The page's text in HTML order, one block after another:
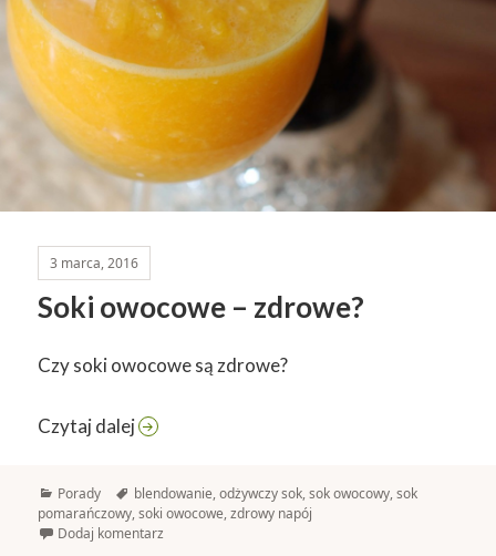
3 marca, 2016
Soki owocowe – zdrowe?
Czy soki owocowe są zdrowe?
Czytaj dalejSoki owocowe – zdrowe?
Kategorie
Porady Tagi
blendowanie,odżywczy sok,sok owocowy,sok
pomarańczowy,soki owocowe,zdrowy napój
Dodaj komentarz